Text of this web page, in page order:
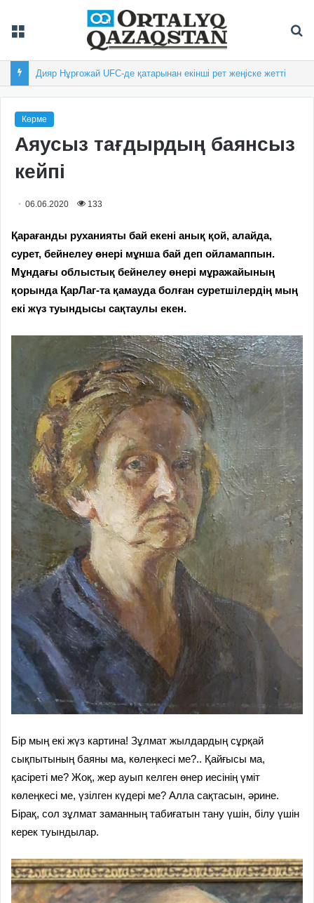
Дияр Нұрғожай UFC-де қатарынан екінші рет жеңіске жетті
Көрме
Аяусыз тағдырдың баянсыз
кейпі
06.06.2020 133
Қарағанды руханияты бай екені анық қой, алайда,
сурет, бейнелеу өнері мұнша бай деп ойламаппын.
Мұндағы облыстық бейнелеу өнері мұражайының
қорында ҚарЛаг-та қамауда болған суретшілердің мың
екі жүз туындысы сақтаулы екен.
Бір мың екі жүз картина! Зұлмат жылдардың сұрқай
сықпытының баяны ма, көлеңкесі ме?.. Қайғысы ма,
қасіреті ме? Жоқ, жер ауып келген өнер иесінің үміт
көлеңкесі ме, үзілген күдері ме? Алла сақтасын, әрине.
Бірақ, сол зұлмат заманның табиғатын тану үшін, білу үшін
керек туындылар.